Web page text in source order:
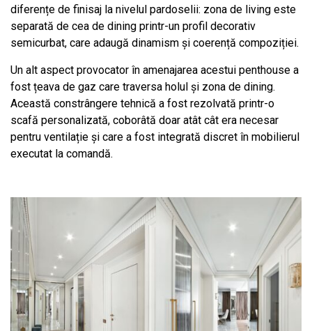
diferențe de finisaj la nivelul pardoselii: zona de living este
separată de cea de dining printr-un profil decorativ
semicurbat, care adaugă dinamism și coerență compoziției.
Un alt aspect provocator în amenajarea acestui penthouse a
fost țeava de gaz care traversa holul și zona de dining.
Această constrângere tehnică a fost rezolvată printr-o
scafă personalizată, coborâtă doar atât cât era necesar
pentru ventilație și care a fost integrată discret în mobilierul
executat la comandă.